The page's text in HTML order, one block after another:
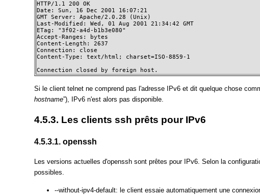
HTTP/1.1 200 OK
Date: Sun, 16 Dec 2001 16:07:21
GMT Server: Apache/2.0.28 (Unix)
Last-Modified: Wed, 01 Aug 2001 21:34:42 GMT
ETag: "3f02-a4d-b1b3e080"
Accept-Ranges: bytes
Content-Length: 2637
Connection: close
Content-Type: text/html; charset=ISO-8859-1
Connection closed by foreign host.
Si le client telnet ne comprend pas l'adresse IPv6 et dit quelque chose
hostname”), IPv6 n'est alors pas disponible.
4.5.3. Les clients ssh prêts pour IPv6
4.5.3.1. openssh
Les versions actuelles d'openssh sont prêtes pour IPv6. Selon la
possibles.
--without-ipv4-default: le client essaie automatiquement une